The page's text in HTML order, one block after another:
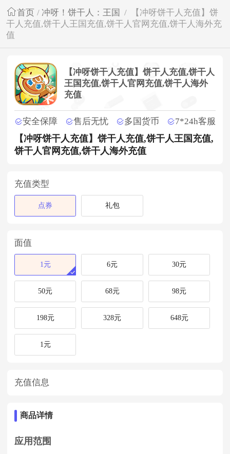
首页 / 冲呀！饼干人：王国 /
【冲呀饼干人充值】饼
干人充值,饼干人王国充值,饼干人官网充值,饼干人海外充
值
【冲呀饼干人充值】饼干人充值,饼干人
王国充值,饼干人官网充值,饼干人海外
充值
安全保障 售后无忧 多国货币 7*24h客服
【冲呀饼干人充值】饼干人充值,饼干人王国充值,
饼干人官网充值,饼干人海外充值
充值类型
点券 礼包
面值
1元 6元 30元
50元 68元 98元
198元 328元 648元
1元
充值信息
商品详情
应用范围